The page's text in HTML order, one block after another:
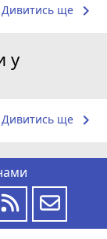
Дивитись ще keyboard_arrow_right
у
Дивитись ще keyboard_arrow_right